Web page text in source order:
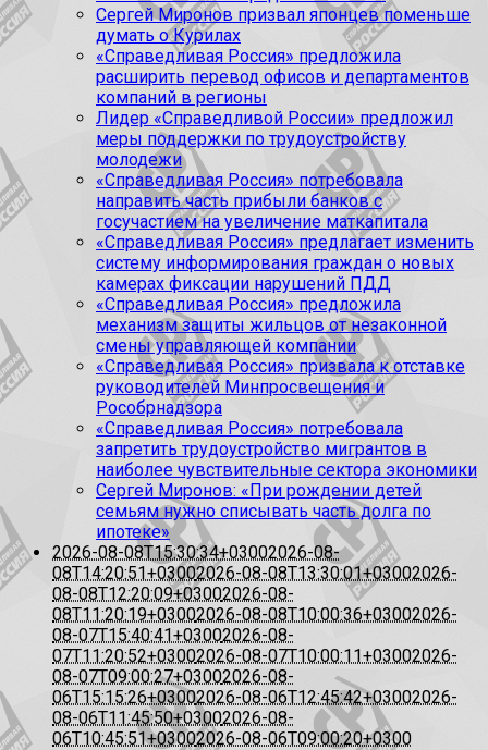
Сергей Миронов призвал японцев поменьше
думать о Курилах
«Справедливая Россия» предложила
расширить перевод офисов и департаментов
компаний в регионы
Лидер «Справедливой России» предложил
меры поддержки по трудоустройству
молодежи
«Справедливая Россия» потребовала
направить часть прибыли банков с
госучастием на увеличение маткапитала
«Справедливая Россия» предлагает изменить
систему информирования граждан о новых
камерах фиксации нарушений ПДД
«Справедливая Россия» предложила
механизм защиты жильцов от незаконной
смены управляющей компании
«Справедливая Россия» призвала к отставке
руководителей Минпросвещения и
Рособрнадзора
«Справедливая Россия» потребовала
запретить трудоустройство мигрантов в
наиболее чувствительные сектора экономики
Сергей Миронов: «При рождении детей
семьям нужно списывать часть долга по
ипотеке»
2026-08-08T15:30:34+03002026-08-
08T14:20:51+03002026-08-08T13:30:01+03002026-
08-08T12:20:09+03002026-08-
08T11:20:19+03002026-08-08T10:00:36+03002026-
08-07T15:40:41+03002026-08-
07T11:20:52+03002026-08-07T10:00:11+03002026-
08-07T09:00:27+03002026-08-
06T15:15:26+03002026-08-06T12:45:42+03002026-
08-06T11:45:50+03002026-08-
06T10:45:51+03002026-08-06T09:00:20+0300